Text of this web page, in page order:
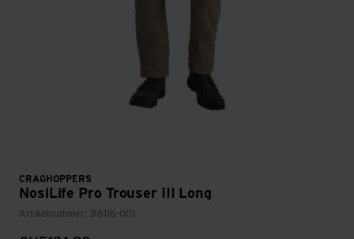
CRAGHOPPERS
NosiLife Pro Trouser III Long
Artikelnummer: 316116-001